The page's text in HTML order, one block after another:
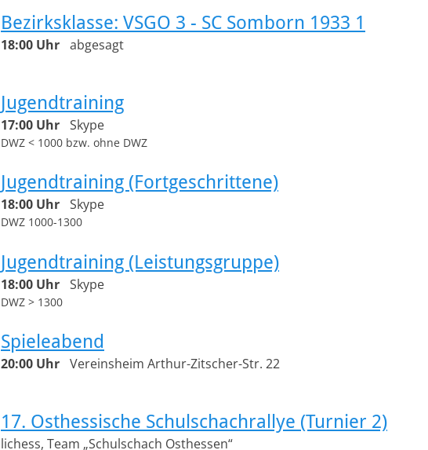
Bezirksklasse: VSGO 3 - SC Somborn 1933 1
18:00 Uhr abgesagt
Jugendtraining
17:00 Uhr Skype
DWZ < 1000 bzw. ohne DWZ
Jugendtraining (Fortgeschrittene)
18:00 Uhr Skype
DWZ 1000-1300
Jugendtraining (Leistungsgruppe)
18:00 Uhr Skype
DWZ > 1300
Spieleabend
20:00 Uhr Vereinsheim Arthur-Zitscher-Str. 22
17. Osthessische Schulschachrallye (Turnier 2)
lichess, Team „Schulschach Osthessen“